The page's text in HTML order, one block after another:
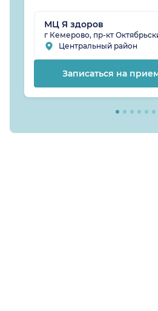
МЦ Я здоров
г Кемерово, пр-кт
Центральный район
Записаться на